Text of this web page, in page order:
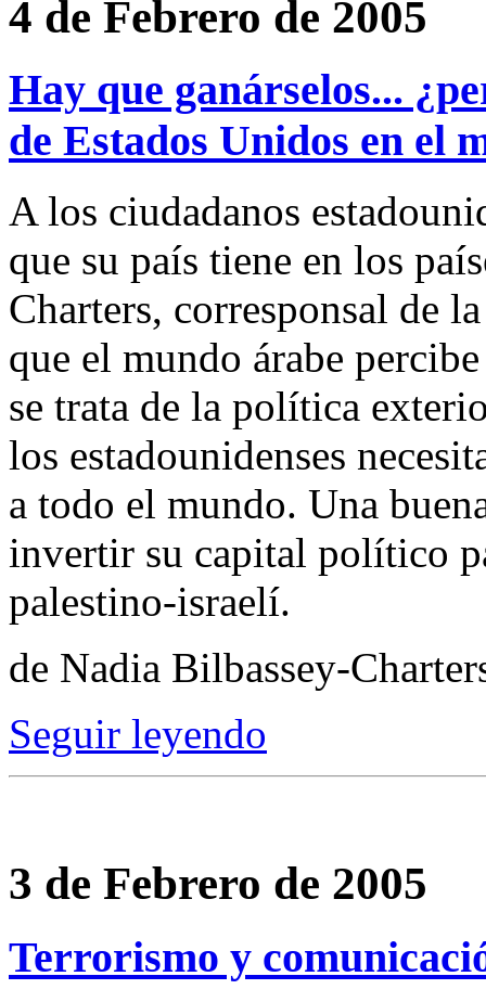
4 de Febrero de 2005
Hay que ganárselos...
de Estados Unidos en el
A los ciudadanos
que su país tiene en los
Charters, corresponsal de
que el mundo árabe
se trata de la política
los estadounidenses
a todo el mundo. Una
invertir su capital político
palestino-israelí.
de Nadia Bilbassey-
Seguir leyendo
3 de Febrero de 2005
Terrorismo y